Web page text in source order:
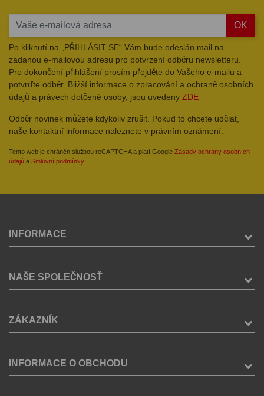
OK
Po kliknutí na „PŘIHLÁSIT SE“ Vám bude odeslán mail na
zadanou e-mailovou adresu pro potvrzení odběru newsletteru.
Pro dokončení přihlášení prosím přejděte do Vašeho e-mailu a
potvrďte odběr. Bližší informace o zpracování a ochraně osobních
údajů a právech dotčené osoby, jsou uvedeny ZDE
Odběr novinek můžete kdykoliv zrušit. Pokud to chcete udělat,
naše kontaktní informace naleznete v právním oznámení.
Tento web je chráněn službou reCAPTCHA a platí Google Zásady ochrany osobních
údajů a Smluvní podmínky.
INFORMACE
NAŠE SPOLEČNOSŤ
ZÁKAZNÍK
INFORMACE O OBCHODU